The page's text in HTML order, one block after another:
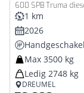
600 SPB Truma
1 km
2026
Max 3500 kg
Ledig 2748 kg
DREUMEL